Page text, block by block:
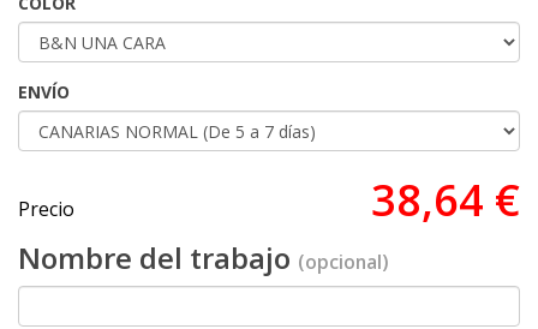
ENVÍO
Precio 38,64 €
Nombre del trabajo (opcional)